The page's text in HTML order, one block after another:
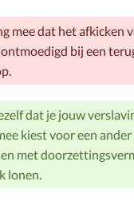
mee dat het afkicken
bij een
dat je jouw
kiest voor een
met
lonen.